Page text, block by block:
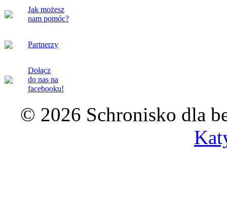
Jak możesz
nam pomóc?
Partnerzy
Dołącz
do nas na
facebooku!
© 2026 Schronisko dla